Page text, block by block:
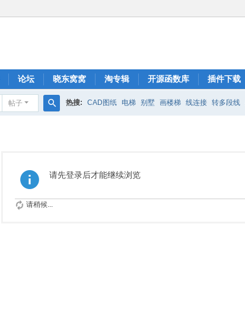
论坛 晓东窝窝 淘专辑 开源函数库 插件下载
帖子 热搜: CAD图纸 电梯 别墅 画楼梯 线连接 转多段线
请先登录后才能继续浏览
请稍候...